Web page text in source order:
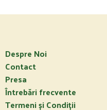
Despre Noi
Contact
Presa
Întrebări frecvente
Termeni și Condiții